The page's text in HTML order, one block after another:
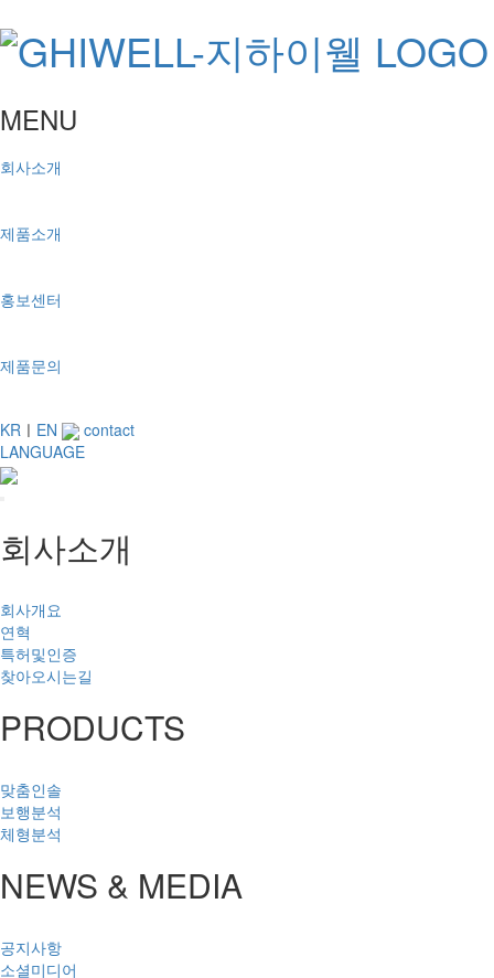
MENU
회사소개
제품소개
홍보센터
제품문의
KR ㅣ EN
contact
LANGUAGE
회사소개
회사개요
연혁
특허및인증
찾아오시는길
PRODUCTS
맞춤인솔
보행분석
체형분석
NEWS & MEDIA
공지사항
소셜미디어